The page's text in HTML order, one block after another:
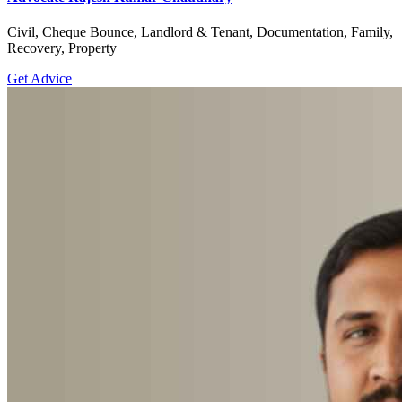
Civil, Cheque Bounce, Landlord & Tenant, Documentation, Family,
Recovery, Property
Get Advice